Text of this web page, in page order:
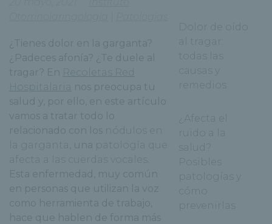
¿Tienes dolor en la garganta?
¿Padeces afonía? ¿Te duele al
tragar? En
Recoletas Red
Hospitalaria nos preocupa tu
salud y, por ello, en este artículo
vamos a tratar todo lo
relacionado con los
nódulos en
la garganta , una patología que
afecta a las cuerdas vocales
Esta enfermedad, muy común
en personas que utilizan la voz
como herramienta de trabajo,
hace que hablen de forma más
Dolor de oído
al tragar:
todas las
causas y
remedios
¿Afecta el
ruido a la
salud?
Posibles
patologías y
cómo
prevenirlas